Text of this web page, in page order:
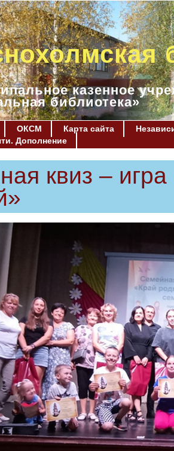
казенное
библиотека»
ОКСМ Карта сайта
Дополнение
квиз –